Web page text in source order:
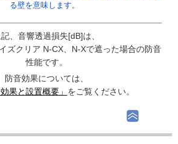
る壁を意味します。
記、音響透過損失[dB]は、
ズクリア N-CX、N-Xで遮った場合の防音
性能です。
防音効果については、
果と設置概要」 をご覧ください。